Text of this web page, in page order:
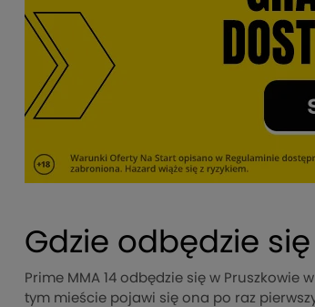
Gdzie odbędzie się
Prime MMA 14 odbędzie się w
tym mieście pojawi się ona po raz